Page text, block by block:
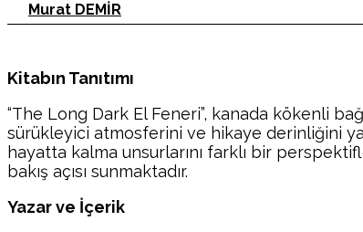
Murat DEMİR
Kitabın Tanıtımı
“The Long Dark El Feneri”, kanada kökenli
sürükleyici atmosferini ve hikaye derinliğini
hayatta kalma unsurlarını farklı bir
bakış açısı sunmaktadır.
Yazar ve İçerik